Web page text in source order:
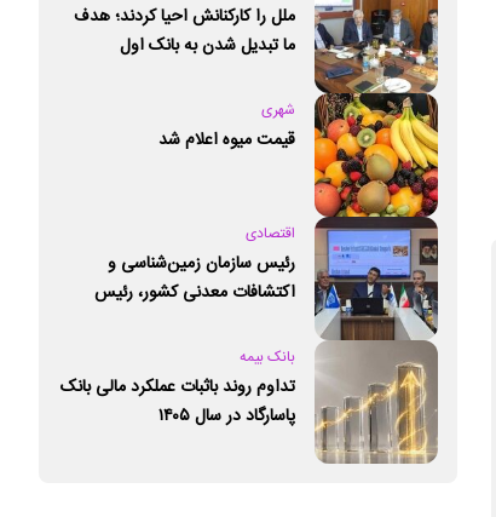
ملل را کارکنانش احیا کردند؛ هدف
ما تبدیل شدن به بانک اول
شهری
قیمت میوه اعلام شد
اقتصادی
رئیس سازمان زمین‌شناسی و
اکتشافات معدنی کشور،‌ رئیس
یونسکو شد
بانک بیمه
تداوم روند باثبات عملکرد مالی بانک
پاسارگاد در سال ۱۴۰۵